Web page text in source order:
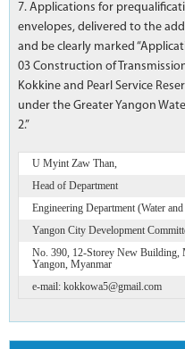
7. Applications for
envelopes, delivered to the
and be clearly marked
03 Construction of
Kokkine and Pearl Service
under the Greater Yangon
2.”
U Myint Zaw Than,
Head of Department
Engineering Department (Water
Yangon City Development
No. 390, 12-Storey New Building,
Yangon, Myanmar
e-mail: kokkowa5@gmail.com